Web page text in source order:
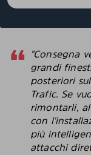
"Consegna
grandi
posteriori
Trafic. Se
rimontarli,
con
più
attacchi